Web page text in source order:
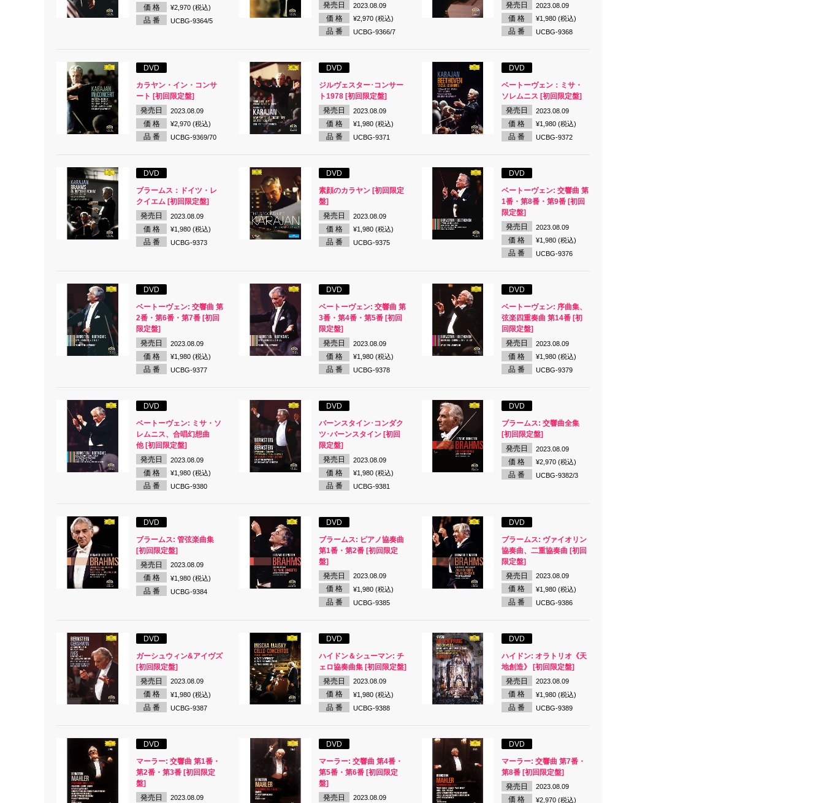
価 格 ¥2,970 (税込)
品 番 UCBG-9364/5
発売日
2023.08.09
価 格 ¥2,970 (税込)
品 番 UCBG-9366/7
発売日
2023.08.09
価 格 ¥1,980 (税込)
品 番 UCBG-9368
DVD
カラヤン・イン・コンサ
ート [初回限定盤]
発売日
2023.08.09
価 格 ¥2,970 (税込)
品 番 UCBG-9369/70
DVD
ジルヴェスター･コンサー
ト1978 [初回限定盤]
発売日
2023.08.09
価 格 ¥1,980 (税込)
品 番 UCBG-9371
DVD
ベートーヴェン：ミサ・
ソレムニス [初回限定盤]
発売日
2023.08.09
価 格 ¥1,980 (税込)
品 番 UCBG-9372
DVD
ブラームス：ドイツ・レ
クイエム [初回限定盤]
発売日
2023.08.09
価 格 ¥1,980 (税込)
品 番 UCBG-9373
DVD
素顔のカラヤン [初回限定
盤]
発売日
2023.08.09
価 格 ¥1,980 (税込)
品 番 UCBG-9375
DVD
ベートーヴェン: 交響曲 第
1番・第8番・第9番 [初回
限定盤]
発売日
2023.08.09
価 格 ¥1,980 (税込)
品 番 UCBG-9376
DVD
ベートーヴェン: 交響曲 第
2番・第6番・第7番 [初回
限定盤]
発売日
2023.08.09
価 格 ¥1,980 (税込)
品 番 UCBG-9377
DVD
ベートーヴェン: 交響曲 第
3番・第4番・第5番 [初回
限定盤]
発売日
2023.08.09
価 格 ¥1,980 (税込)
品 番 UCBG-9378
DVD
ベートーヴェン: 序曲集、
弦楽四重奏曲 第14番 [初
回限定盤]
発売日
2023.08.09
価 格 ¥1,980 (税込)
品 番 UCBG-9379
DVD
ベートーヴェン: ミサ・ソ
レムニス、合唱幻想曲
他 [初回限定盤]
発売日
2023.08.09
価 格 ¥1,980 (税込)
品 番 UCBG-9380
DVD
バーンスタイン･コンダク
ツ･バーンスタイン [初回
限定盤]
発売日
2023.08.09
価 格 ¥1,980 (税込)
品 番 UCBG-9381
DVD
ブラームス: 交響曲全集
[初回限定盤]
発売日
2023.08.09
価 格 ¥2,970 (税込)
品 番 UCBG-9382/3
DVD
ブラームス: 管弦楽曲集
[初回限定盤]
発売日
2023.08.09
価 格 ¥1,980 (税込)
品 番 UCBG-9384
DVD
ブラームス: ピアノ協奏曲
第1番・第2番 [初回限定
盤]
発売日
2023.08.09
価 格 ¥1,980 (税込)
品 番 UCBG-9385
DVD
ブラームス: ヴァイオリン
協奏曲、二重協奏曲 [初回
限定盤]
発売日
2023.08.09
価 格 ¥1,980 (税込)
品 番 UCBG-9386
DVD
ガーシュウィン&アイヴズ
[初回限定盤]
発売日
2023.08.09
価 格 ¥1,980 (税込)
品 番 UCBG-9387
DVD
ハイドン＆シューマン: チ
ェロ協奏曲集 [初回限定盤]
発売日
2023.08.09
価 格 ¥1,980 (税込)
品 番 UCBG-9388
DVD
ハイドン: オラトリオ《天
地創造》 [初回限定盤]
発売日
2023.08.09
価 格 ¥1,980 (税込)
品 番 UCBG-9389
DVD
マーラー: 交響曲 第1番・
第2番・第3番 [初回限定
盤]
発売日
2023.08.09
DVD
マーラー: 交響曲 第4番・
第5番・第6番 [初回限定
盤]
発売日
2023.08.09
DVD
マーラー: 交響曲 第7番・
第8番 [初回限定盤]
発売日
2023.08.09
価 格 ¥2,970 (税込)